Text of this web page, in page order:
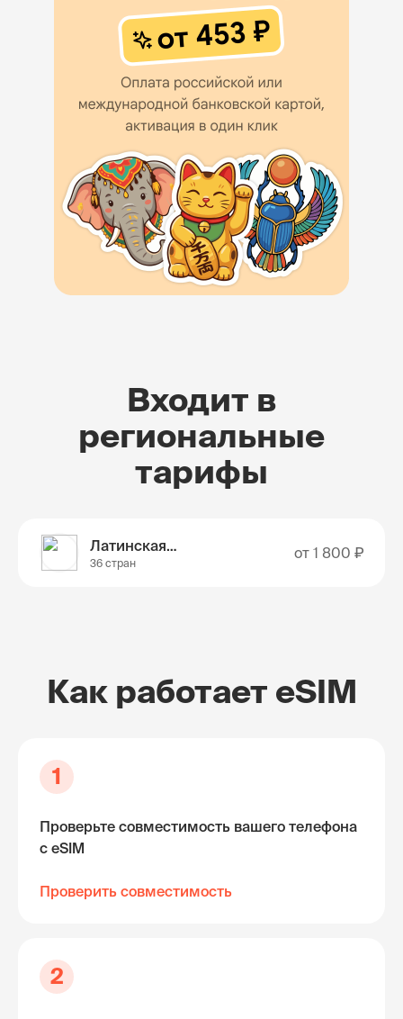
Входит в
региональные
тарифы
Латинская Америка
36 стран
от 1 800 ₽
Как работает eSIM
1
Проверьте совместимость вашего телефона
с eSIM
Проверить совместимость
2